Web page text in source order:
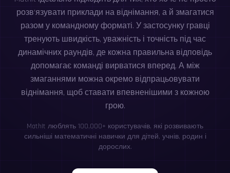
розв’язувати приклади на віднімання, а й змагатися
разом у командному форматі. У застосунку гравці
тренують швидкість, уважність і точність під час
динамічних раундів, де кожна правильна відповідь
допомагає команді вирватися вперед. А між
змаганнями можна окремо відпрацьовувати
віднімання, щоб ставати впевненішими з кожною
грою.
MathIt люблять 100,000+ користувачів, які розвивають
сильніші математичні навички для дітей, учнів, родин і
дорослих.